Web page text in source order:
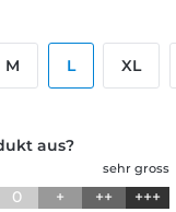
M L XL
aus?
sehr gross
0 + ++ +++